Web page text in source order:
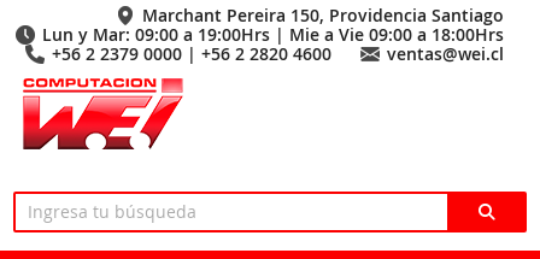
Marchant Pereira 150, Providencia Santiago
Lun y Mar: 09:00 a 19:00Hrs | Mie a Vie 09:00 a 18:00Hrs
+56 2 2379 0000 | +56 2 2820 4600
ventas@wei.cl